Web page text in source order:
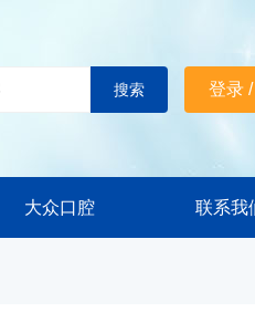
登录
大众口腔 联系我